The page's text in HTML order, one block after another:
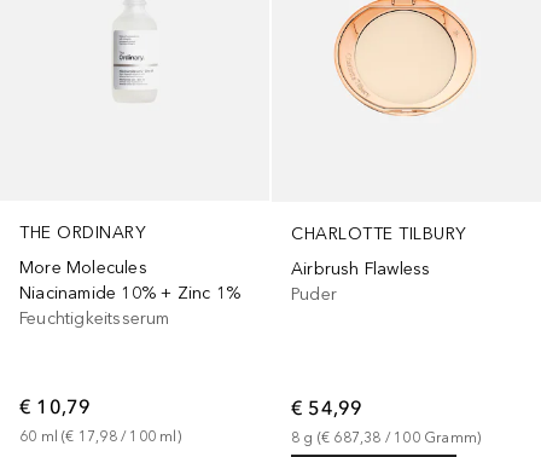
THE ORDINARY
More Molecules
Niacinamide 10% + Zinc 1%
Feuchtigkeitsserum
€ 10,79
60 ml (€ 17,98 / 100 ml )
CHARLOTTE TILBURY
Airbrush Flawless
Puder
€ 54,99
8 g (€ 687,38 / 100 Gramm)